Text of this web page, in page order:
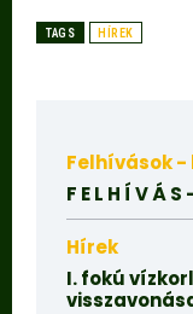
TAGS HÍREK
Felhívások -
F E L H Í V Á
Hírek
I. fokú